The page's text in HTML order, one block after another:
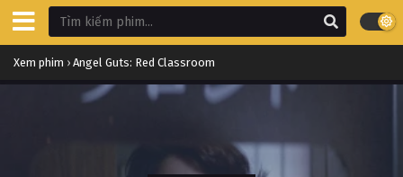
Xem phim › Angel Guts: Red Classroom